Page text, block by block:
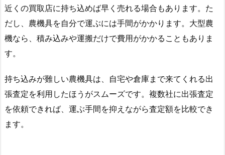
近くの買取店に持ち込めば早く売れる場合もあります。た
だし、農機具を自分で運ぶには手間がかかります。大型農
機なら、積み込みや運搬だけで費用がかかることもありま
す。
持ち込みが難しい農機具は、自宅や倉庫まで来てくれる出
張査定を利用したほうがスムーズです。複数社に出張査定
を依頼できれば、運ぶ手間を抑えながら査定額を比較でき
ます。